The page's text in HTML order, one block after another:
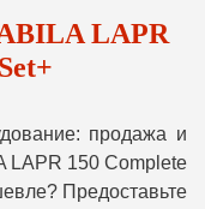
LAPR
продажа и
LAPR 150 Complete
Предоставьте